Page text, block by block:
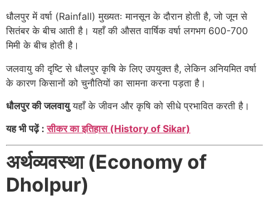
धौलपुर में वर्षा (Rainfall) मुख्यतः मानसून के दौरान होती है, जो जून से
सितंबर के बीच आती है। यहाँ की औसत वार्षिक वर्षा लगभग 600-700
मिमी के बीच होती है।
जलवायु की दृष्टि से धौलपुर कृषि के लिए उपयुक्त है, लेकिन अनियमित वर्षा
के कारण किसानों को चुनौतियों का सामना करना पड़ता है।
धौलपुर की जलवायुयहाँ के जीवन और कृषि को सीधे प्रभावित करती है।
यह भी पढ़ें :सीकर का इतिहास (History of Sikar)
अर्थव्यवस्था (Economy of
Dholpur)